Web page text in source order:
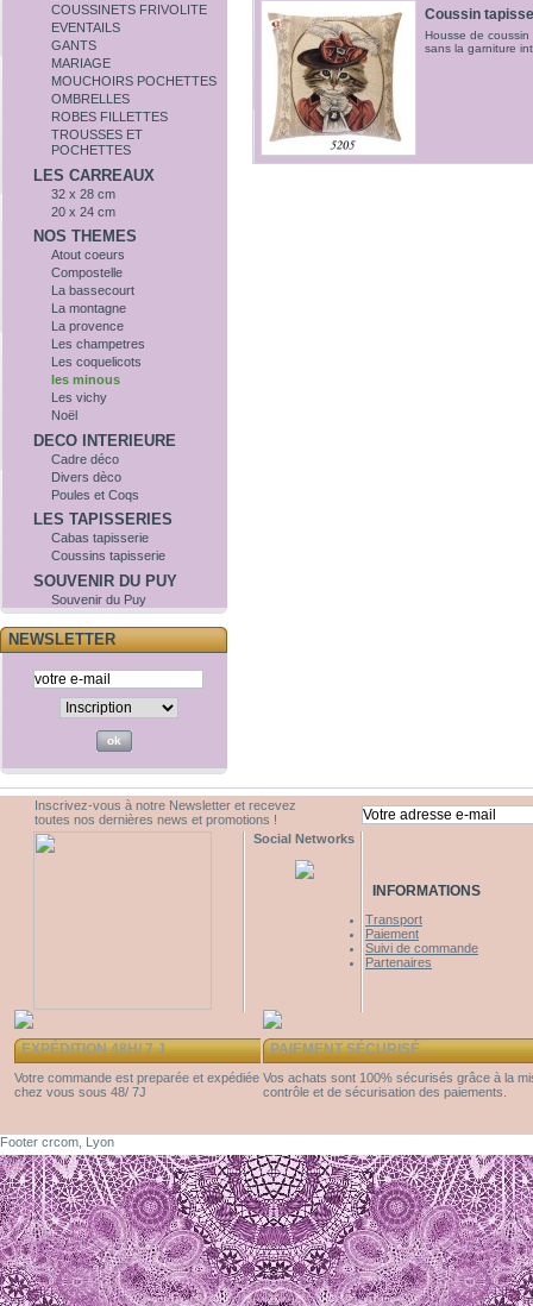
COUSSINETS FRIVOLITE
EVENTAILS
GANTS
MARIAGE
MOUCHOIRS POCHETTES
OMBRELLES
ROBES FILLETTES
TROUSSES ET
POCHETTES
LES CARREAUX
32 x 28 cm
20 x 24 cm
NOS THEMES
Atout coeurs
Compostelle
La bassecourt
La montagne
La provence
Les champetres
Les coquelicots
les minous
Les vichy
Noël
DECO INTERIEURE
Cadre déco
Divers dèco
Poules et Coqs
LES TAPISSERIES
Cabas tapisserie
Coussins tapisserie
SOUVENIR DU PUY
Souvenir du Puy
NEWSLETTER
Coussin
Housse de coussin
sans la garniture
Inscrivez-vous à notre Newsletter et recevez
toutes nos dernières news et promotions !
Social Networks
INFORMATIONS
Transport
Paiement
Suivi de commande
Partenaires
EXPÉDITION 48H/ 7 J
Votre commande est preparée et expédiée
chez vous sous 48/ 7J
PAIEMENT SÉCURISÉ
Vos achats sont 100% sécurisés grâce à la
contrôle et de sécurisation des paiements.
Footer crcom, Lyon